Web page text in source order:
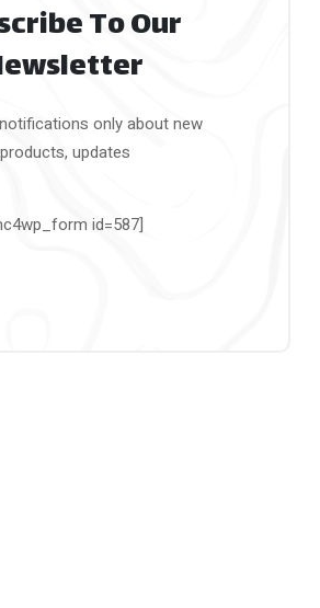
To Our
only about new
products, updates.
[mc4wp_form id=587]